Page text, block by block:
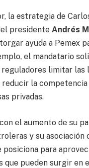
la estrategia de
presidente Andrés
ayuda a Pemex
el mandatario
limitar las
la
privadas.
el aumento de su
y su asociación
posiciona para
que pueden surgir en